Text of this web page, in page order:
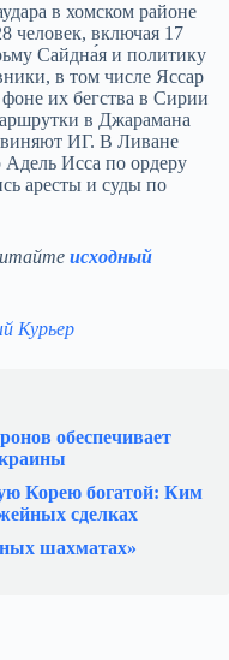
в хомском районе
человек, включая 17
Сайдна́я и политику
в том числе Яссар
их бегства в Сирии
в Джарамана
ИГ. В Ливане
Исса по ордеру
аресты и суды по
исходный
Курьер
обеспечивает
Корею богатой: Ким
сделках
шахматах»